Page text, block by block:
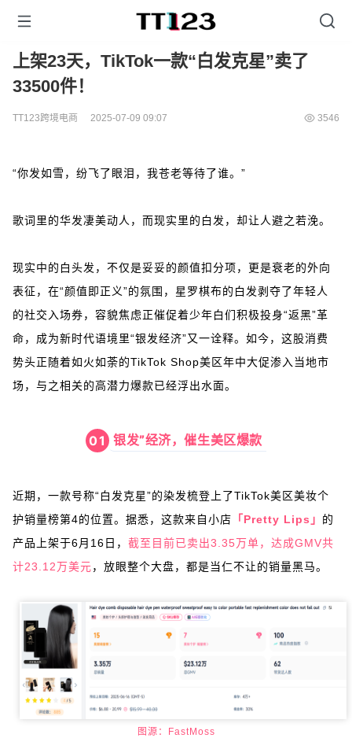
上架23天，TikTok一款“白发克星”卖了
33500件！
TT123跨境电商 2025-07-09 09:07 3546
“你发如雪，纷飞了眼泪，我苍老等待了谁。”
歌词里的华发凄美动人，而现实里的白发，却让人避之若浼。
现实中的白头发，不仅是妥妥的颜值扣分项，更是衰老的外向
表征，在“颜值即正义”的氛围，星罗棋布的白发剥夺了年轻人
的社交入场券，容貌焦虑正催促着少年白们积极投身“返黑”革
命，成为新时代语境里“银发经济”又一诠释。如今，这股消费
势头正随着如火如荼的TikTok Shop美区年中大促渗入当地市
场，与之相关的高潜力爆款已经浮出水面。
01 银发”经济，催生美区爆款
近期，一款号称“白发克星”的染发梳登上了TikTok美区美妆个
护销量榜第4的位置。据悉，这款来自小店 「Pretty Lips」 的
产品上架于6月16日， 截至目前已卖出3.35万单，达成GMV共
计23.12万美元，放眼整个大盘，都是当仁不让的销量黑马。
图源：FastMoss